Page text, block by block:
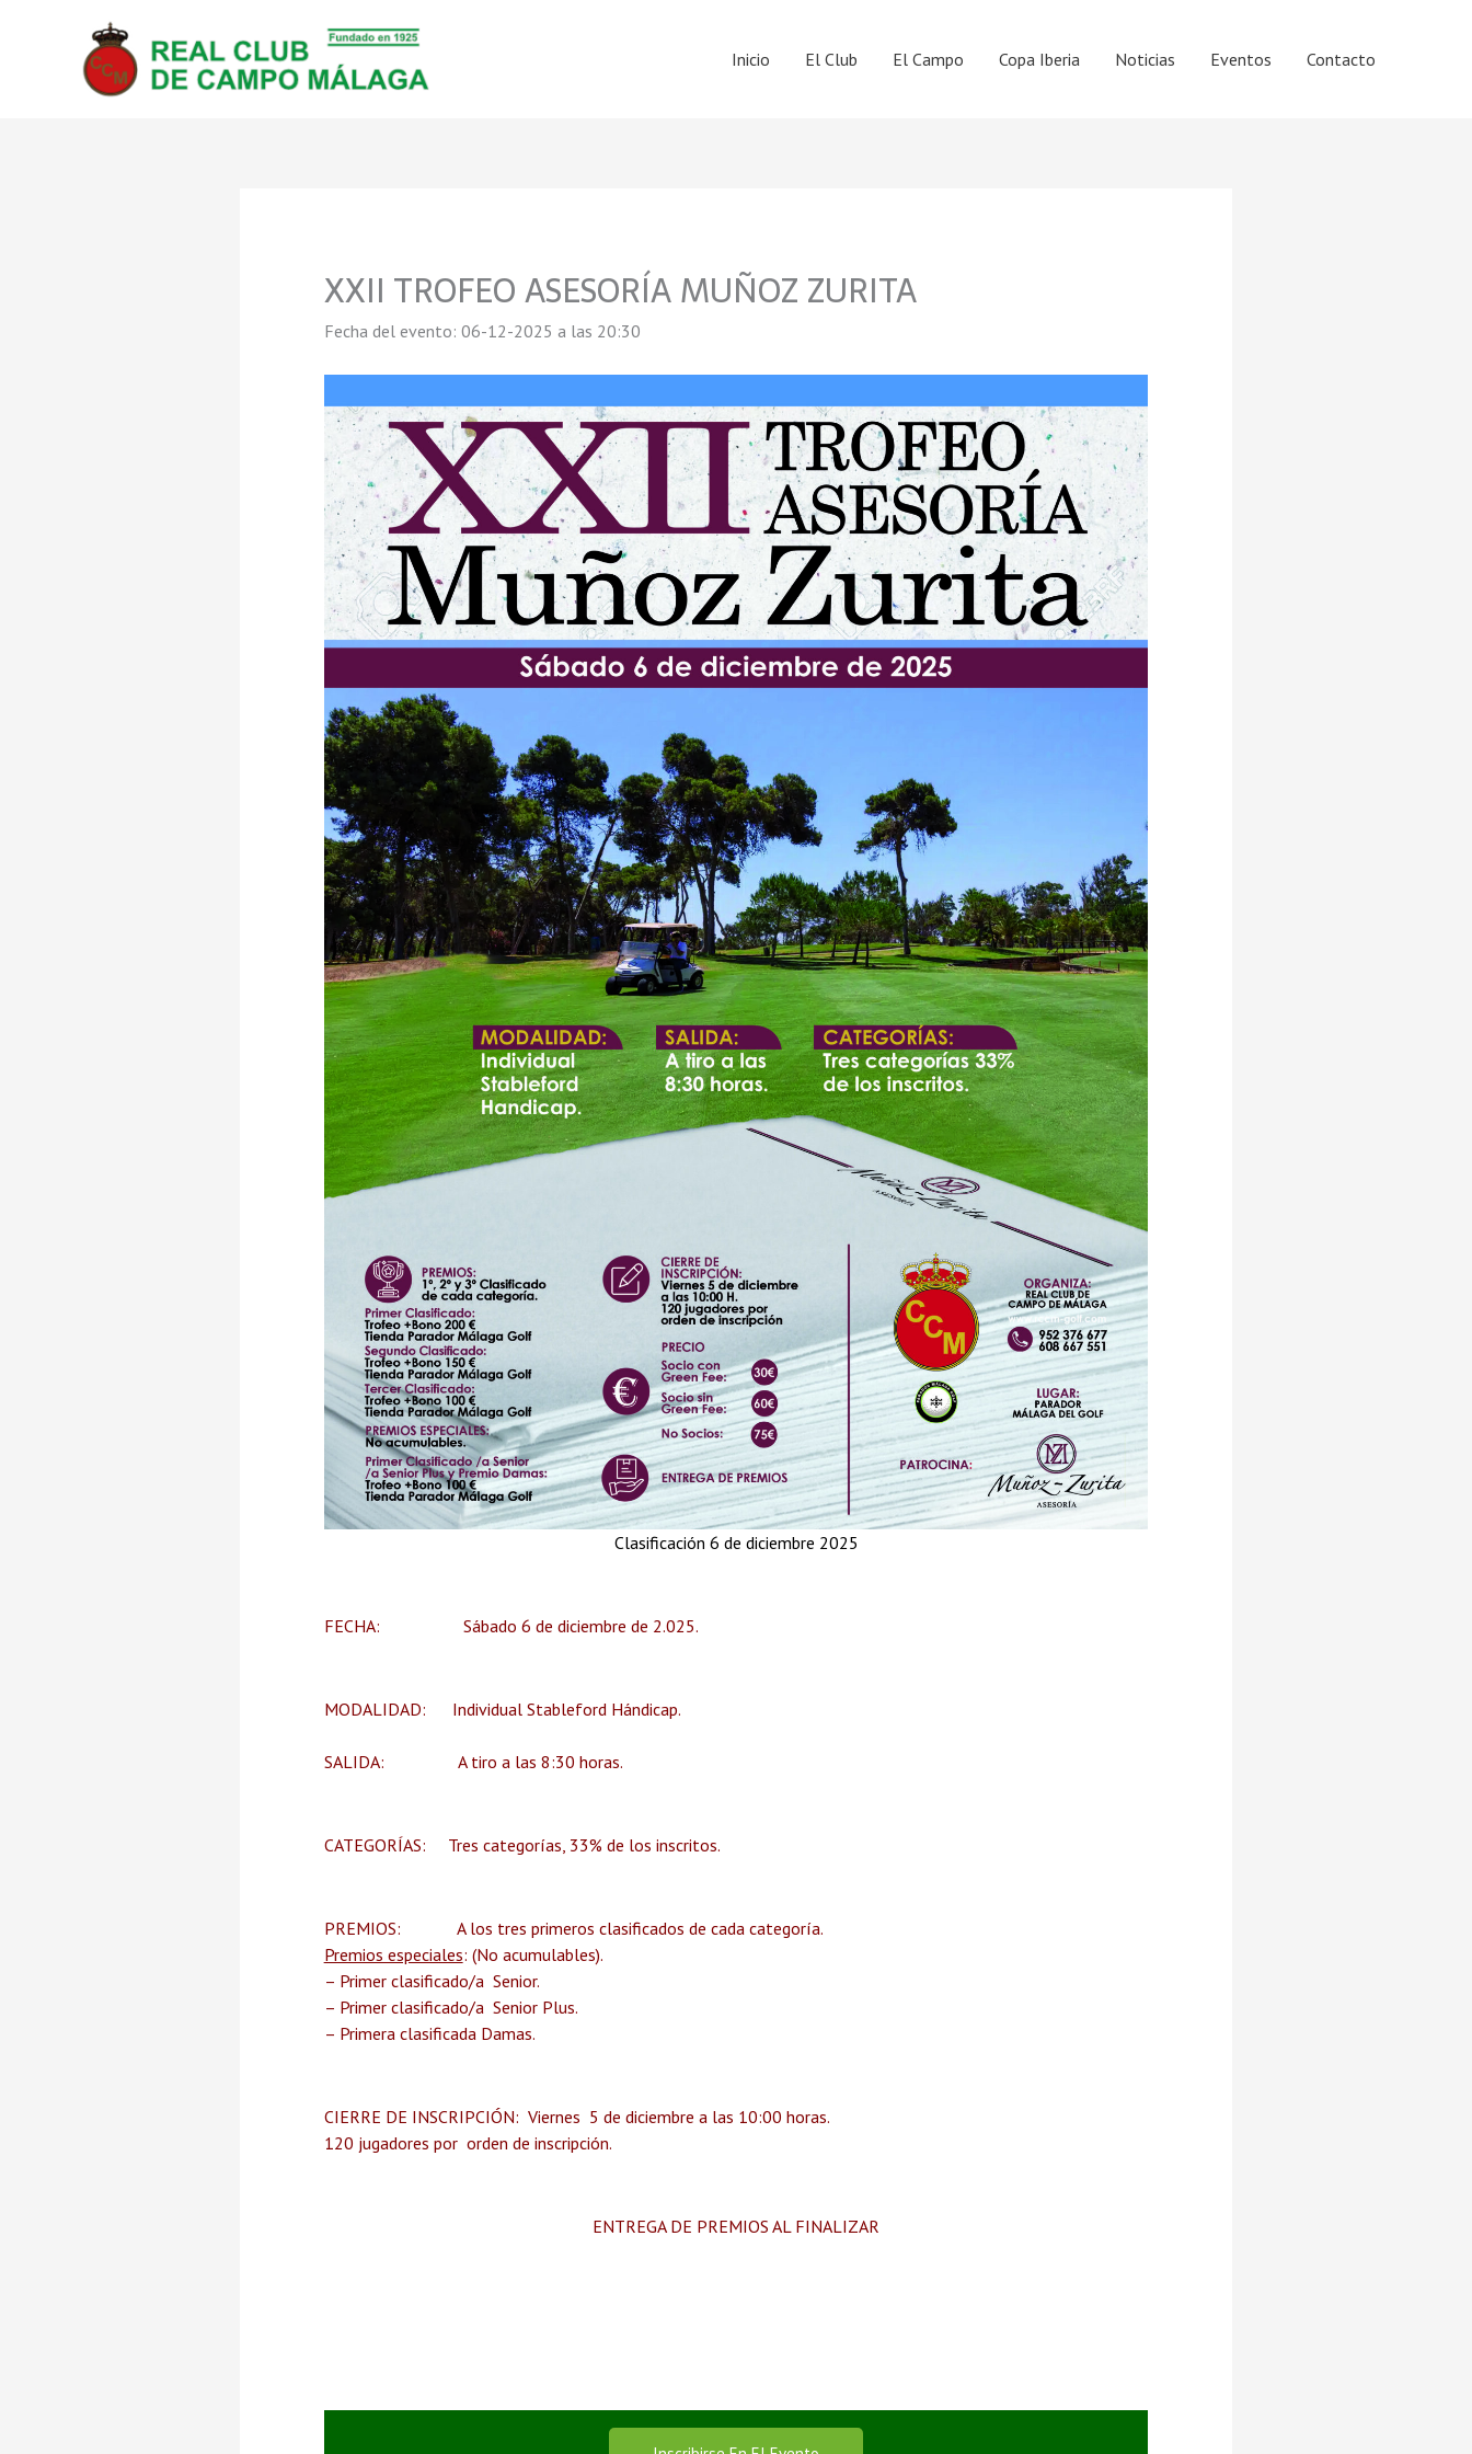
Inicio El Club El Campo Copa Iberia Noticias Eventos Contacto
XXII TROFEO ASESORÍA MUÑOZ ZURITA
Fecha del evento: 06-12-2025 a las 20:30
Clasificación 6 de diciembre 2025
FECHA: Sábado 6 de diciembre de 2.025.
MODALIDAD: Individual Stableford Hándicap.
SALIDA: A tiro a las 8:30 horas.
CATEGORÍAS: Tres categorías, 33% de los inscritos.
PREMIOS: A los tres primeros clasificados de cada categoría.
Premios especiales: (No acumulables).
– Primer clasificado/a Senior.
– Primer clasificado/a Senior Plus.
– Primera clasificada Damas.
CIERRE DE INSCRIPCIÓN: Viernes 5 de diciembre a las 10:00 horas.
120 jugadores por orden de inscripción.
ENTREGA DE PREMIOS AL FINALIZAR